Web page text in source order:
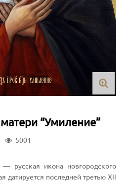
“Умиление”
5001
русская икона новгородского
датируется последней третью XII